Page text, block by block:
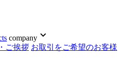
company
ご挨拶 お取引をご希望のお客様